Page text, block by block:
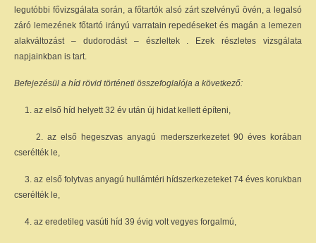
legutóbbi fővizsgálata során, a főtartók alsó zárt szelvényű övén, a legalsó
záró lemezének főtartó irányú varratain repedéseket és magán a lemezen
alakváltozást – dudorodást – észleltek . Ezek részletes vizsgálata
napjainkban is tart.
Befejezésül a híd rövid történeti összefoglalója a következő:
1. az első híd helyett 32 év után új hidat kellett építeni,
2. az első hegeszvas anyagú mederszerkezetet 90 éves korában
cserélték le,
3. az első folytvas anyagú hullámtéri hídszerkezeteket 74 éves korukban
cserélték le,
4. az eredetileg vasúti híd 39 évig volt vegyes forgalmú,